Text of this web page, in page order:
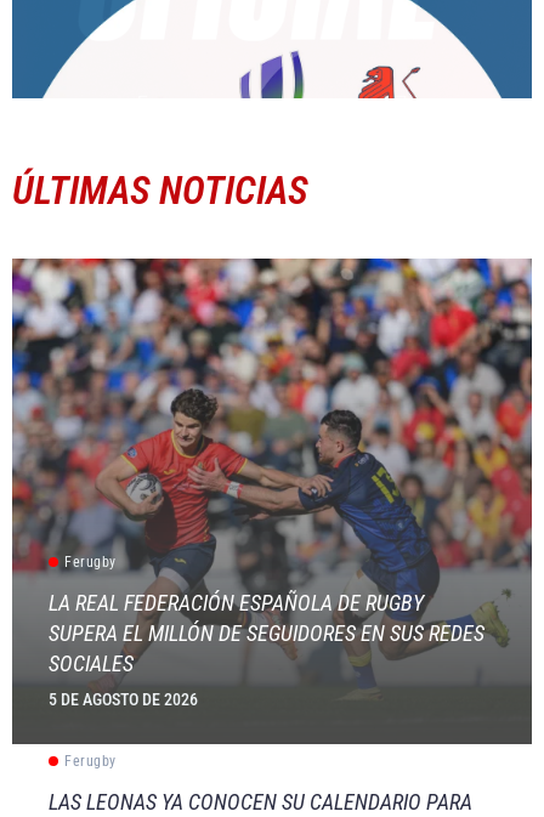
ÚLTIMAS NOTICIAS
Ferugby
LA REAL FEDERACIÓN ESPAÑOLA DE RUGBY
SUPERA EL MILLÓN DE SEGUIDORES EN SUS REDES
SOCIALES
5 DE AGOSTO DE 2026
Ferugby
LAS LEONAS YA CONOCEN SU CALENDARIO PARA